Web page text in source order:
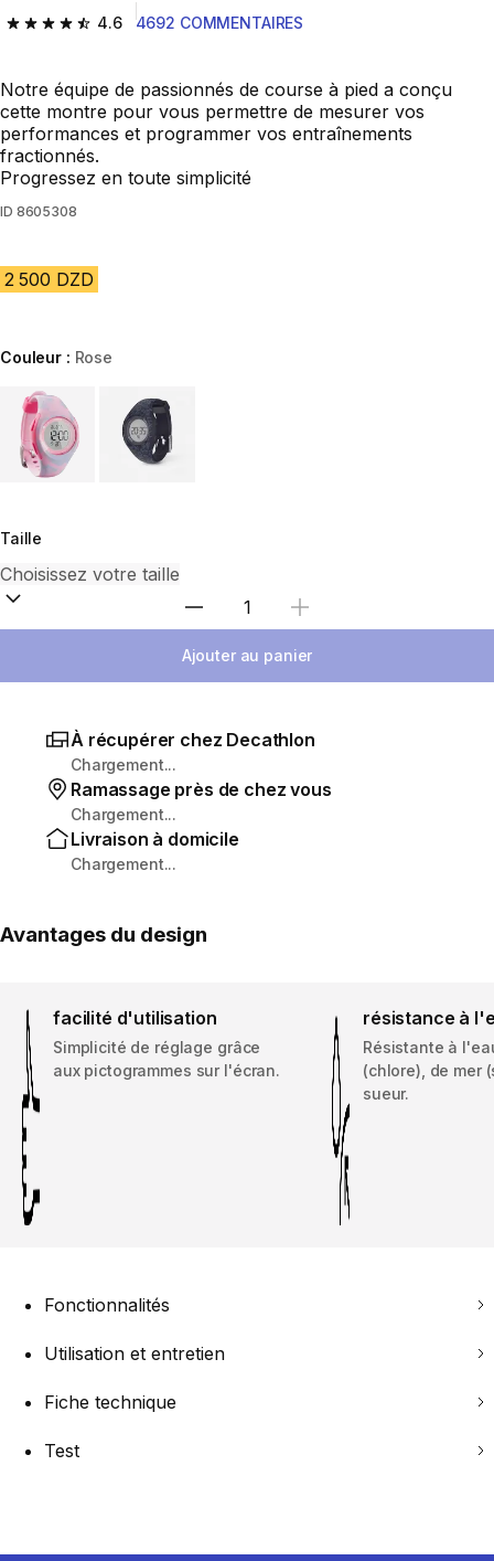
4.6
4.6 out of 5 stars from 4692 reviews
4692 COMMENTAIRES
Notre équipe de passionnés de course à pied a conçu
cette montre pour vous permettre de mesurer vos
performances et programmer vos entraînements
fractionnés.
Progressez en toute simplicité
ID 8605308
2 500 DZD
Couleur : Rose
Choose a variant
Taille
Sélectionnez la quantité
Ajouter au panier
À récupérer chez Decathlon
Chargement...
Ramassage près de chez vous
Chargement...
Livraison à domicile
Chargement...
Avantages du design
facilité d'utilisation
Simplicité de réglage grâce
aux pictogrammes sur l'écran.
résistance à
Résistante à
(chlore), de mer
sueur.
Fonctionnalités
Utilisation et entretien
Fiche technique
Test